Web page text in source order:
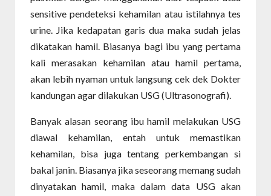
sensitive pendeteksi kehamilan atau istilahnya tes
urine. Jika kedapatan garis dua maka sudah jelas
dikatakan hamil. Biasanya bagi ibu yang pertama
kali merasakan kehamilan atau hamil pertama,
akan lebih nyaman untuk langsung cek dek Dokter
kandungan agar dilakukan USG (Ultrasonografi).
Banyak alasan seorang ibu hamil melakukan USG
diawal kehamilan, entah untuk memastikan
kehamilan, bisa juga tentang perkembangan si
bakal janin. Biasanya jika seseorang memang sudah
dinyatakan hamil, maka dalam data USG akan